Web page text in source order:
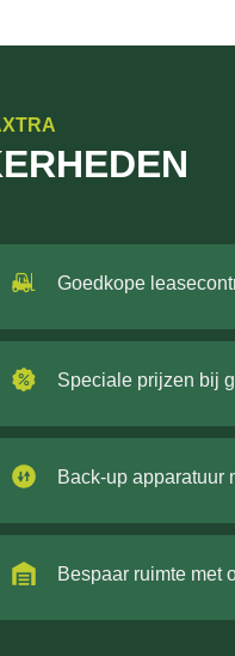
Goedkope
Speciale prijzen bij
Back-up apparatuur
Bespaar ruimte met